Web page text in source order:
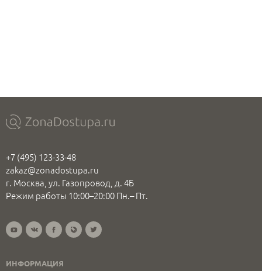
+7 (495) 123-33-48
zakaz@zonadostupa.ru
г. Москва, ул. Газопровод, д. 4Б
Режим работы 10:00–20:00 Пн.– Пт.
ИНФОРМАЦИЯ